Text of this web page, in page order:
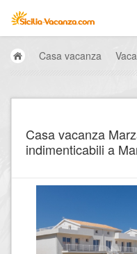
Casa vacanza
Casa vacanza
indimenticabili a